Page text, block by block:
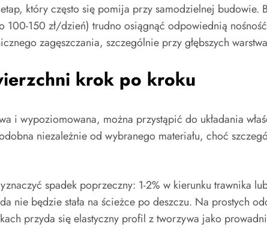
który często się pomija przy samodzielnej budowie.
100-150 zł/dzień) trudno osiągnąć odpowiednią
zagęszczania, szczególnie przy głębszych
krok po kroku
i wypoziomowana, można przystąpić do układania
niezależnie od wybranego materiału, choć
spadek poprzeczny: 1-2% w kierunku trawnika
nie będzie stała na ścieżce po deszczu. Na prostych
przyda się elastyczny profil z tworzywa jako